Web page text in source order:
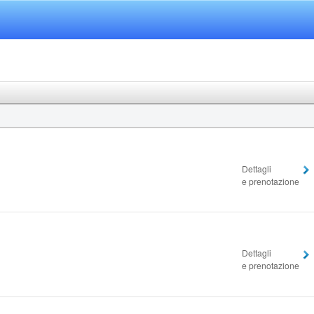
Dettagli
e prenotazione
Dettagli
e prenotazione